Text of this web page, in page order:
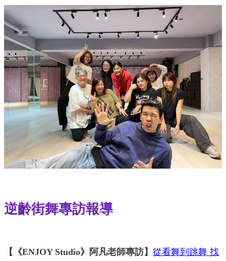
逆齡街舞專訪報導
【《ENJOY Studio》阿凡老師專訪】 從看舞到跳舞 找